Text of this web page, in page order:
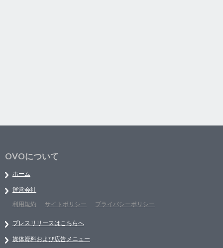
OVOについて
ホーム
運営会社
利用規約
サイトポリシー プライバシーポリシー
プレスリリースはこちらへ
媒体資料および広告メニュー